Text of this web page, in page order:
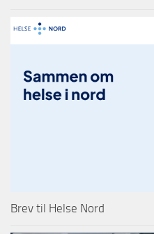
Brev til Helse Nord